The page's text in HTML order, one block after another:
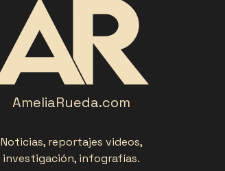
AmeliaRueda.com
Noticias, reportajes videos,
investigación, infografías.